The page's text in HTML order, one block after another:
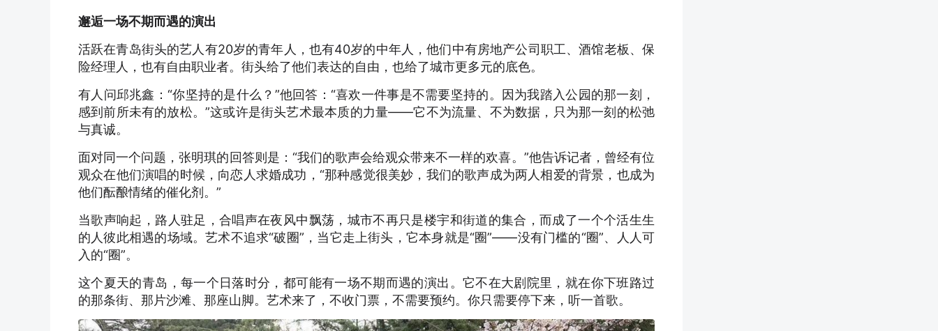
邂逅一场不期而遇的演出
活跃在青岛街头的艺人有20岁的青年人，也有40岁的中年人，他们中有房地产公司职工、酒馆老板、保
险经理人，也有自由职业者。街头给了他们表达的自由，也给了城市更多元的底色。
有人问邱兆鑫：“你坚持的是什么？”他回答：“喜欢一件事是不需要坚持的。因为我踏入公园的那一刻，
感到前所未有的放松。”这或许是街头艺术最本质的力量——它不为流量、不为数据，只为那一刻的松弛
与真诚。
面对同一个问题，张明琪的回答则是：“我们的歌声会给观众带来不一样的欢喜。”他告诉记者，曾经有位
观众在他们演唱的时候，向恋人求婚成功，“那种感觉很美妙，我们的歌声成为两人相爱的背景，也成为
他们酝酿情绪的催化剂。”
当歌声响起，路人驻足，合唱声在夜风中飘荡，城市不再只是楼宇和街道的集合，而成了一个个活生生
的人彼此相遇的场域。艺术不追求“破圈”，当它走上街头，它本身就是“圈”——没有门槛的“圈”、人人可
入的“圈”。
这个夏天的青岛，每一个日落时分，都可能有一场不期而遇的演出。它不在大剧院里，就在你下班路过
的那条街、那片沙滩、那座山脚。艺术来了，不收门票，不需要预约。你只需要停下来，听一首歌。